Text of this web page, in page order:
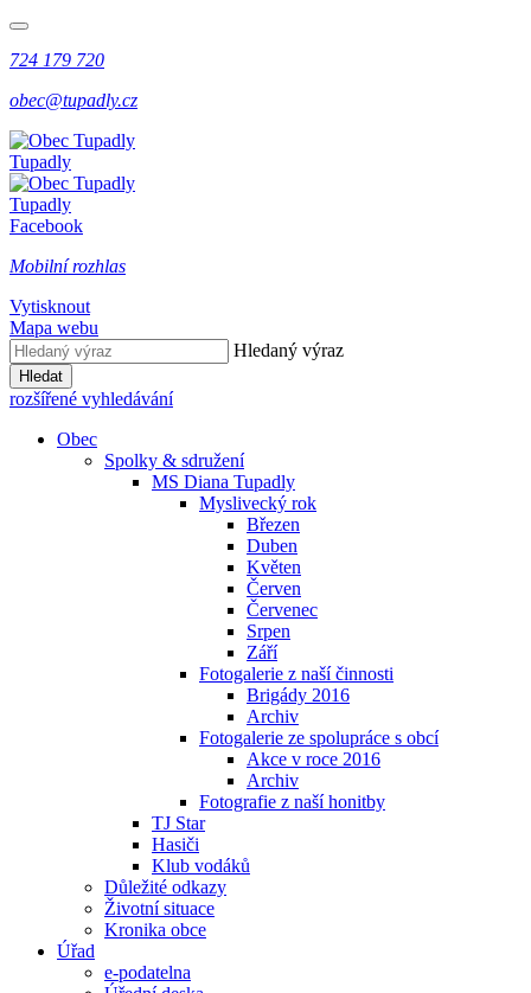
724 179 720
obec@tupadly.cz
Tupadly
Tupadly
Facebook
Mobilní rozhlas
Vytisknout
Mapa webu
Hledaný výraz
Hledat
rozšířené vyhledávání
Obec
Spolky & sdružení
MS Diana Tupadly
Myslivecký rok
Březen
Duben
Květen
Červen
Červenec
Srpen
Září
Fotogalerie z naší činnosti
Brigády 2016
Archiv
Fotogalerie ze spolupráce s obcí
Akce v roce 2016
Archiv
Fotografie z naší honitby
TJ Star
Hasiči
Klub vodáků
Důležité odkazy
Životní situace
Kronika obce
Úřad
e-podatelna